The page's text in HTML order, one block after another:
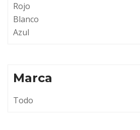
Rojo
Blanco
Azul
Marca
Todo